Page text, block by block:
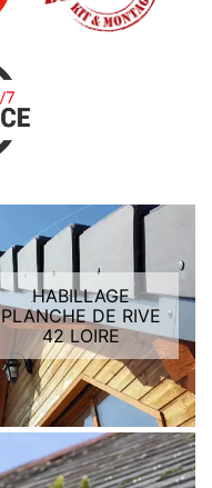
HABILLAGE
PLANCHE DE RIVE
42 LOIRE